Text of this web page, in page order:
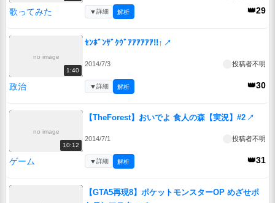
歌ってみた 👑29
▼詳細 解析
no image
1:40
ｾﾝﾎﾞﾝｻﾞｸｳﾞｱｱｱｱｱｱ!!↑ ↗
2014/7/3 投稿者不明
政治 👑30
▼詳細 解析
no image
10:12
【TheForest】おいでよ 食人の森【実況】#2 ↗
2014/7/1 投稿者不明
ゲーム 👑31
▼詳細 解析
【GTA5再現8】ポケットモンスターOP めざせポ